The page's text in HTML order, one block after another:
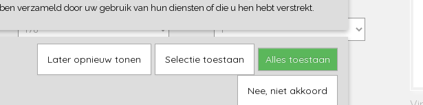
Vingino Aantal
IN WINKELWAGEN
verzameld door uw gebruik van hun diensten of die u hen hebt verstrekt.
Later opnieuw tonen Selectie toestaan Alles toestaan
Nee, niet akkoord